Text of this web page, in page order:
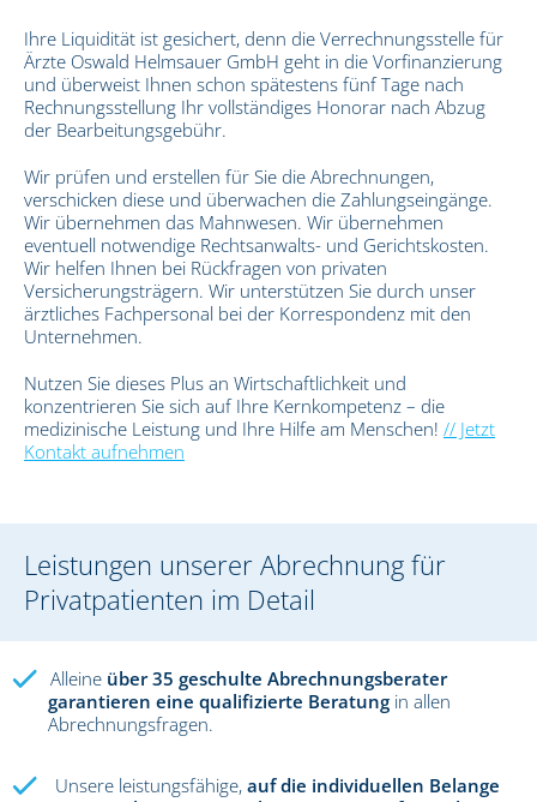
Ihre Liquidität ist gesichert, denn die Verrechnungsstelle für
Ärzte Oswald Helmsauer GmbH geht in die Vorfinanzierung
und überweist Ihnen schon spätestens fünf Tage nach
Rechnungsstellung Ihr vollständiges Honorar nach Abzug
der Bearbeitungsgebühr.
Wir prüfen und erstellen für Sie die Abrechnungen,
verschicken diese und überwachen die Zahlungseingänge.
Wir übernehmen das Mahnwesen. Wir übernehmen
eventuell notwendige Rechtsanwalts- und Gerichtskosten.
Wir helfen Ihnen bei Rückfragen von privaten
Versicherungsträgern. Wir unterstützen Sie durch unser
ärztliches Fachpersonal bei der Korrespondenz mit den
Unternehmen.
Nutzen Sie dieses Plus an Wirtschaftlichkeit und
konzentrieren Sie sich auf Ihre Kernkompetenz – die
medizinische Leistung und Ihre Hilfe am Menschen! // Jetzt
Kontakt aufnehmen
Leistungen unserer Abrechnung für
Privatpatienten im Detail
Alleine über 35 geschulte Abrechnungsberater
garantieren eine qualifizierte Beratung in allen
Abrechnungsfragen.
Unsere leistungsfähige, auf die individuellen Belange